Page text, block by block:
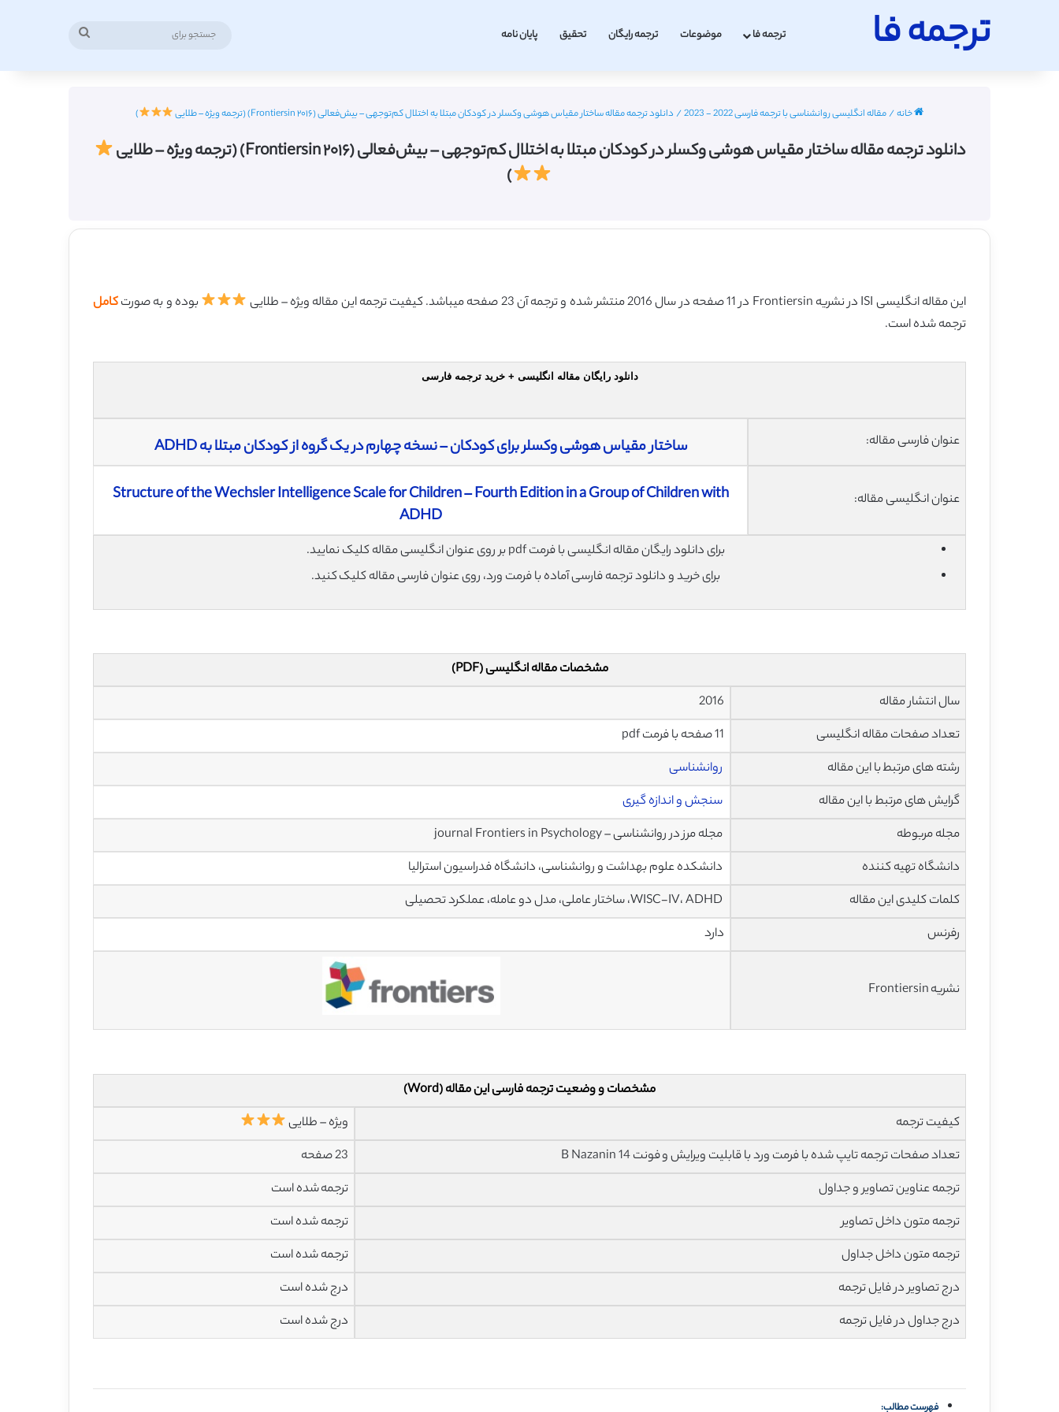
ترجمه فا ترجمه فا موضوعات ترجمه رایگان تحقیق پایان نامه
خانه/مقاله انگلیسی روانشناسی با ترجمه فارسی 2022 - 2023 / دانلود ترجمه مقاله ساختار مقیاس هوشی وکسلر در کودکان مبتلا به اختلال کم‌توجهی – بیش‌فعالی (Frontiersin ۲۰۱۶) (ترجمه ویژه – طلایی )
دانلود ترجمه مقاله ساختار مقیاس هوشی وکسلر در کودکان مبتلا به اختلال کم‌توجهی – بیش‌فعالی (Frontiersin ۲۰۱۶) (ترجمه ویژه – طلایی
)
این مقاله انگلیسی ISI در نشریه Frontiersin در 11 صفحه در سال 2016 منتشر شده و ترجمه آن 23 صفحه میباشد. کیفیت ترجمه این مقاله ویژه – طلایی بوده و به صورتکامل
ترجمه شده است.
دانلود رایگان مقاله انگلیسی + خرید ترجمه فارسی
عنوان فارسی مقاله: ساختار مقیاس هوشی وکسلر برای کودکان – نسخه چهارم در یک گروه از کودکان مبتلا به ADHD
عنوان انگلیسی مقاله:
Structure of the Wechsler Intelligence Scale for Children – Fourth Edition in a Group of Children with
ADHD
برای دانلود رایگان مقاله انگلیسی با فرمت pdf بر روی عنوان انگلیسی مقاله کلیک نمایید.
برای خرید و دانلود ترجمه فارسی آماده با فرمت ورد، روی عنوان فارسی مقاله کلیک کنید.
مشخصات مقاله انگلیسی (PDF)
سال انتشار مقاله
2016
تعداد صفحات مقاله انگلیسی
11 صفحه با فرمت pdf
رشته های مرتبط با این مقاله
روانشناسی
گرایش های مرتبط با این مقاله
سنجش و اندازه گیری
مجله مربوطه
مجله مرز در روانشناسی – journal Frontiers in Psychology
دانشگاه تهیه کننده
دانشکده علوم بهداشت و روانشناسی، دانشگاه فدراسیون استرالیا
کلمات کلیدی این مقاله
رفرنس
دارد
نشریه Frontiersin
مشخصات و وضعیت ترجمه فارسی این مقاله (Word)
کیفیت ترجمه
ویژه – طلایی
تعداد صفحات ترجمه تایپ شده با فرمت ورد با قابلیت ویرایش و فونت 14 B Nazanin
23 صفحه
ترجمه عناوین تصاویر و جداول
ترجمه شده است
ترجمه متون داخل تصاویر
ترجمه شده است
ترجمه متون داخل جداول
ترجمه شده است
درج تصاویر در فایل ترجمه
درج شده است
درج جداول در فایل ترجمه
درج شده است
فهرست مطالب: